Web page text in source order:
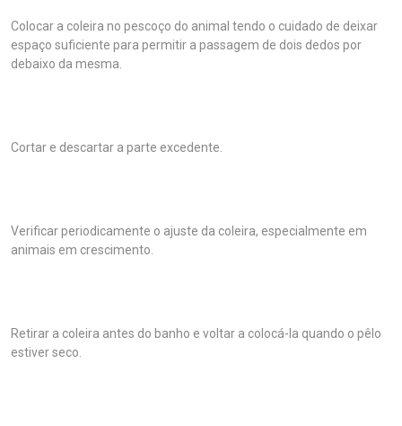
Colocar a coleira no pescoço do animal tendo o cuidado de deixar
espaço suficiente para permitir a passagem de dois dedos por
debaixo da mesma.
Cortar e descartar a parte excedente.
Verificar periodicamente o ajuste da coleira, especialmente em
animais em crescimento.
Retirar a coleira antes do banho e voltar a colocá-la quando o pêlo
estiver seco.